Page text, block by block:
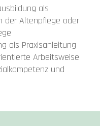
als
der Altenpflege oder
als Praxisanleitung
Arbeitsweise
und